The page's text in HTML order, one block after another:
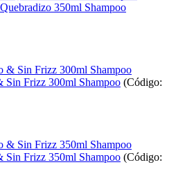
350ml Shampoo
Sin Frizz 300ml Shampoo (Código:
Sin Frizz 350ml Shampoo (Código: